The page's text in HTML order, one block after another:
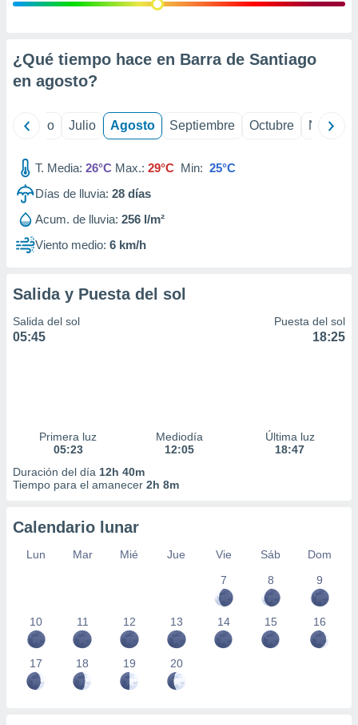
e
mediante
de
1199
¿Qué tiempo hace en Barra de Santiago
en agosto?
Junio Julio Agosto Septiembre Octubre
T. Media: 26°C Max.: 29°C Min: 25°C
Días de lluvia: 28 días
Acum. de lluvia: 256 l/m²
Viento medio: 6 km/h
Salida y Puesta del sol
Salida del sol
05:45
Puesta del sol
18:25
Primera luz
05:23
Mediodía
12:05
Última luz
18:47
Duración del día 12h 40m
Tiempo para el amanecer 2h 8m
Calendario lunar
Lun Mar Mié Jue Vie Sáb
Dom
7
8 9
10 11 12 13 14 15 16
17 18 19 20